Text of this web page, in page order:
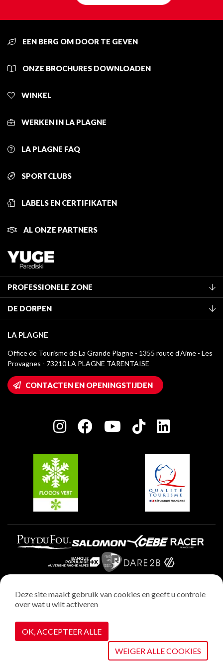
EEN BERG OM DOOR TE GEVEN
ONZE BROCHURES DOWNLOADEN
WINKEL
WERKEN IN LA PLAGNE
LA PLAGNE FAQ
SPORTCLUBS
LABELS EN CERTIFIKATEN
AL ONZE PARTNERS
PROFESSIONELE ZONE
Classificatie van de gemeubileerde accommodaties
Verblijfstaks
Mediatheek
La Plagne logo's
Wifi toegang
Huis van de eigenaar
Charter van toegewijde spelers
DE DORPEN
Montchavin - Les Coches
Champagny-en-Vanoise
Plagne 1800
Plagne Villages
Plagne Aime 2000
LA PLAGNE
Office de Tourisme de La Grande Plagne - 1355 route d’Aime - Les
Provagnes - 73210 LA PLAGNE TARENTAISE
CONTACTEN EN OPENINGSTIJDEN
Wettelijke vermeldingen
Privacybeleid
Realisatie : StudioJuillet
Cookiebeheer
Deze site maakt gebruik van cookies en geeft u controle
over wat u wilt activeren
OK, ACCEPTEER ALLE
WEIGER ALLE COOKIES